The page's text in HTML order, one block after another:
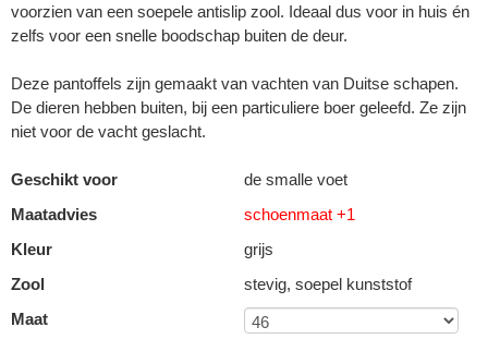
voorzien van een soepele antislip zool. Ideaal dus voor in huis én
zelfs voor een snelle boodschap buiten de deur.
Deze pantoffels zijn gemaakt van vachten van Duitse schapen.
De dieren hebben buiten, bij een particuliere boer geleefd. Ze zijn
niet voor de vacht geslacht.
Geschikt voor
de smalle voet
Maatadvies
schoenmaat +1
Kleur
grijs
Zool
stevig, soepel kunststof
Maat